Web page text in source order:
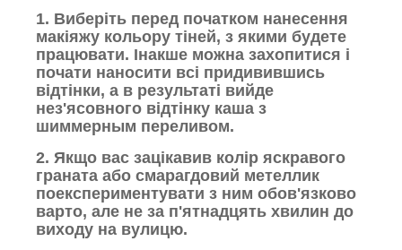
1. Виберіть перед початком нанесення
макіяжу кольору тіней, з якими будете
працювати. Інакше можна захопитися і
почати наносити всі придивившись
відтінки, а в результаті вийде
нез'ясовного відтінку каша з
шиммерным переливом.
2. Якщо вас зацікавив колір яскравого
граната або смарагдовий метеллик
поекспериментувати з ним обов'язково
варто, але не за п'ятнадцять хвилин до
виходу на вулицю.